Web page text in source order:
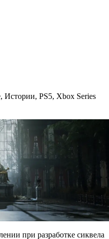
, Истории, PS5, Xbox Series
при разработке сиквела